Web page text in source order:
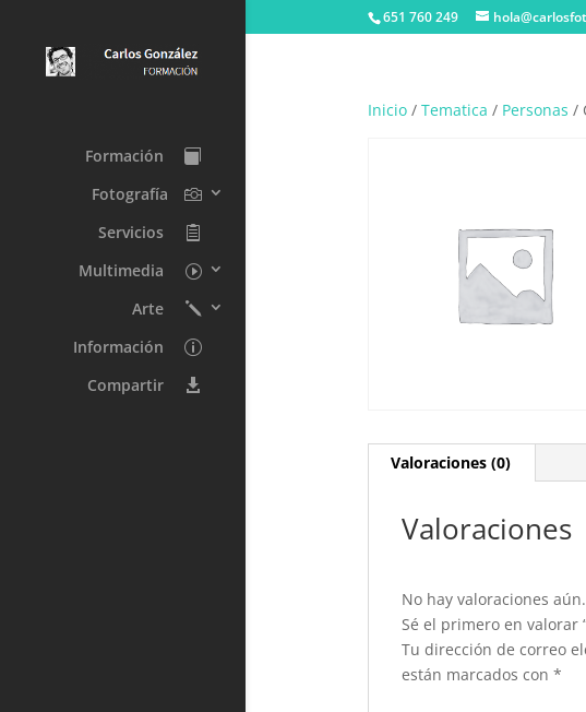
651 760 249
Formación
Fotografía
Servicios
Multimedia
Arte
Información
Compartir
Inicio/ Tematica / Personas /
Valoraciones (0)
Valoraciones
No hay valoraciones aún.
Sé el primero en valorar
Tu dirección de correo
están marcados con *